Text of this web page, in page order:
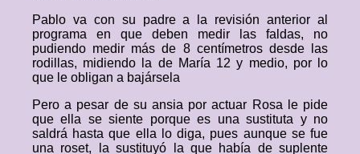
Pablo va con su padre a la revisión anterior al
programa en que deben medir las faldas, no
pudiendo medir más de 8 centímetros desde las
rodillas, midiendo la de María 12 y medio, por lo
que le obligan a bajársela
Pero a pesar de su ansia por actuar Rosa le pide
que ella se siente porque es una sustituta y no
saldrá hasta que ella lo diga, pues aunque se fue
una roset, la sustituyó la que había de suplente